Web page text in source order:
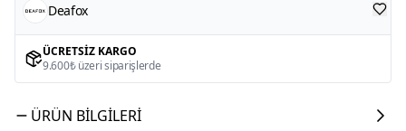
Deafox
ÜCRETSIZ KARGO
9.600₺ üzeri siparişlerde
ÜRÜN BILGILERI